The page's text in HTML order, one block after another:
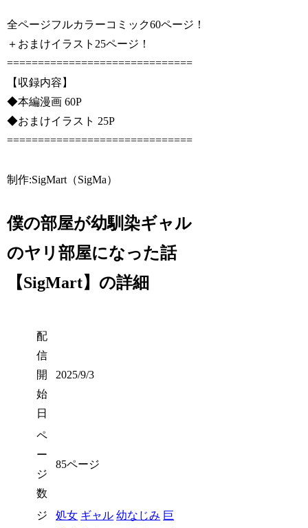
全ページフルカラーコミック60ページ！
＋おまけイラスト25ページ！
==============================
【収録内容】
◆本編漫画 60P
◆おまけイラスト 25P
==============================
制作:SigMart（SigMa）
僕の部屋が幼馴染ギャル
のヤリ部屋になった話
【SigMart】の詳細
配
信
開
始
日
2025/9/3
ペ
ー
ジ
数
85ページ
ジ
処女 ギャル 幼なじみ 巨